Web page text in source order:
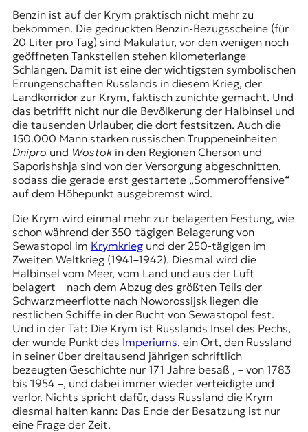
Benzin ist auf der Krym praktisch nicht mehr zu
bekommen. Die gedruckten Benzin-Bezugsscheine (für
20 Liter pro Tag) sind Makulatur, vor den wenigen noch
geöffneten Tankstellen stehen kilometerlange
Schlangen. Damit ist eine der wichtigsten symbolischen
Errungenschaften Russlands in diesem Krieg, der
Landkorridor zur Krym, faktisch zunichte gemacht. Und
das betrifft nicht nur die Bevölkerung der Halbinsel und
die tausenden Urlauber, die dort festsitzen. Auch die
150.000 Mann starken russischen Truppeneinheiten
Dnipro und Wostokin den Regionen Chersonund
Saporishshja sind von der Versorgung abgeschnitten,
sodass die gerade erst gestartete „Sommeroffensive“
auf dem Höhepunkt ausgebremst wird.
Die Krym wird einmal mehr zur belagerten Festung, wie
schon während der 350-tägigen Belagerung von
Sewastopol im Krymkriegund der 250-tägigen im
Zweiten Weltkrieg (1941–1942). Diesmal wird die
Halbinsel vom Meer, vom Land und aus der Luft
belagert – nach dem Abzug des größten Teils der
Schwarzmeerflotte nach Noworossijsk liegen die
restlichen Schiffe in der Bucht von Sewastopol fest.
Und in der Tat: Die Krym ist Russlands Insel des Pechs,
der wunde Punkt des Imperiums, ein Ort, den Russland
in seiner über dreitausend jährigen schriftlich
bezeugten Geschichte nur 171 Jahre besaß , – von 1783
bis 1954 –, und dabei immer wieder verteidigte und
verlor. Nichts spricht dafür, dass Russland die Krym
diesmal halten kann: Das Ende der Besatzung ist nur
eine Frage der Zeit.